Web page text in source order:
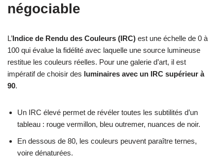
négociable
L’Indice de Rendu des Couleurs (IRC) est une échelle de 0 à
100 qui évalue la fidélité avec laquelle une source lumineuse
restitue les couleurs réelles. Pour une galerie d’art, il est
impératif de choisir des luminaires avec un IRC supérieur à
90.
Un IRC élevé permet de révéler toutes les subtilités d’un
tableau : rouge vermillon, bleu outremer, nuances de noir.
En dessous de 80, les couleurs peuvent paraître ternes,
voire dénaturées.